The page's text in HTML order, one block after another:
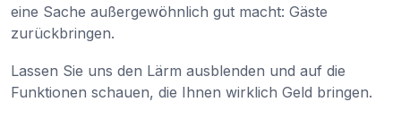
eine Sache außergewöhnlich gut macht: Gäste
zurückbringen.
Lassen Sie uns den Lärm ausblenden und auf die
Funktionen schauen, die Ihnen wirklich Geld bringen.